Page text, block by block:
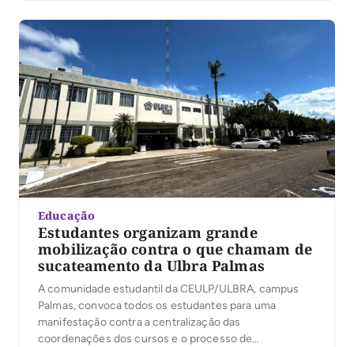
Educação
Estudantes organizam grande
mobilização contra o que chamam de
sucateamento da Ulbra Palmas
A comunidade estudantil da CEULP/ULBRA, campus
Palmas, convoca todos os estudantes para uma
manifestação contra a centralização das
coordenações dos cursos e o processo de